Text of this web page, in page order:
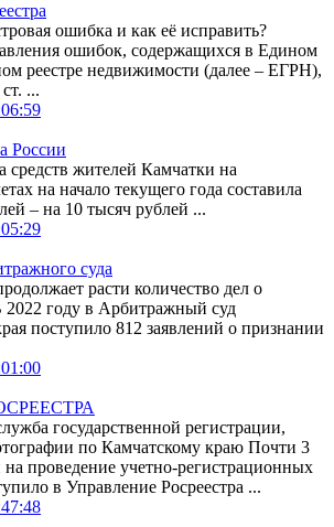
ошибка и как её исправить?
ошибок, содержащихся в Едином
реестре недвижимости (далее – ЕГРН),
...
России
средств жителей Камчатки на
на начало текущего года составила
– на 10 тысяч рублей ...
суда
расти количество дел о
2022 году в Арбитражный суд
поступило 812 заявлений о признании
государственной регистрации,
по Камчатскому краю Почти 3
на проведение учетно-регистрационных
в Управление Росреестра ...